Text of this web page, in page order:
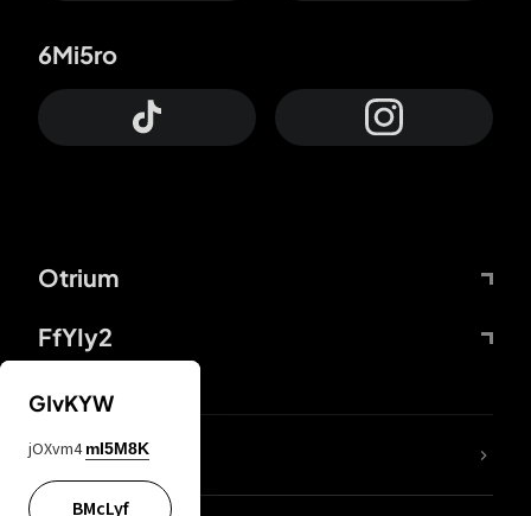
Otrium
FfYIy2
6Mi5ro
DDcvSo
GIvKYW
jOXvm4 mI5M8K
BMcLyf